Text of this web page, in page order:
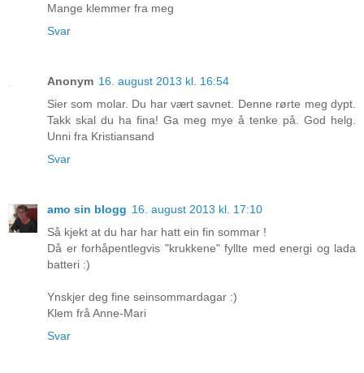
Mange klemmer fra meg
Svar
Anonym 16. august 2013 kl. 16:54
Sier som molar. Du har vært savnet. Denne rørte meg dypt.
Takk skal du ha fina! Ga meg mye å tenke på. God helg.
Unni fra Kristiansand
Svar
amo sin blogg 16. august 2013 kl. 17:10
Så kjekt at du har har hatt ein fin sommar !
Då er forhåpentlegvis "krukkene" fyllte med energi og lada
batteri :)
Ynskjer deg fine seinsommardagar :)
Klem frå Anne-Mari
Svar